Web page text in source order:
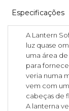
Especificações
A Lantern
luz quase
uma área
para
veria numa
vem com
cabeças de
A lanterna